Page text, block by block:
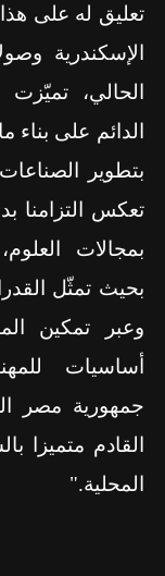
تعليق له على هذا
الإسكندرية
الحالي، تميّزت
الدائم على
بتطوير
تعكس التزامنا
بمجالات
بحيث تمثّل
وعبر تمكين
أساسيات
جمهورية مصر
القادم متميزا
المحلية."